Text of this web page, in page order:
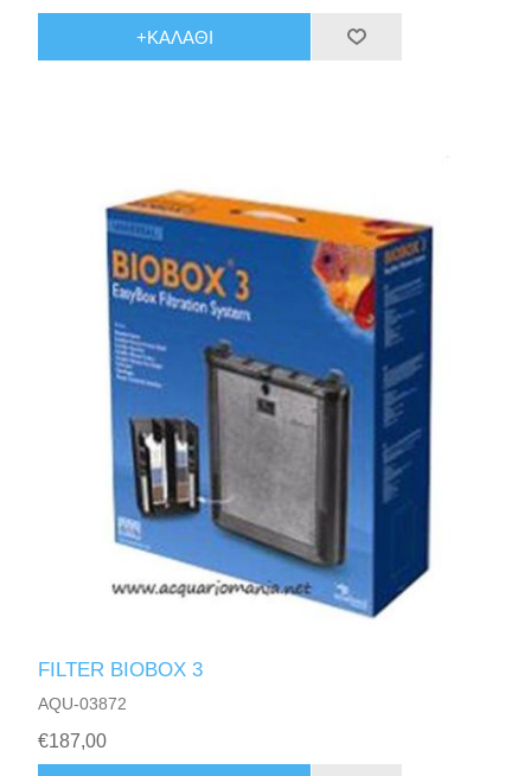
+ΚΑΛΆΘΙ
FILTER BIOBOX 3
AQU-03872
€187,00